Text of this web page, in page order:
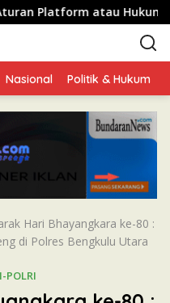
atau Hukum
Nasional Politik & Hukum
Hari Bhayangkara ke-80 :
di Polres Bengkulu Utara
POLRI